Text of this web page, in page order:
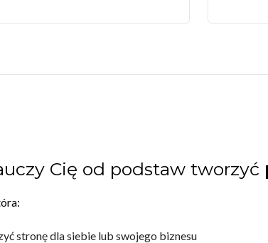
Cię od podstaw tworzyć
stronę dla siebie lub swojego biznesu